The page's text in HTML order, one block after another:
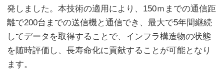
発しました。本技術の適用により、150ｍまでの通信距
離で200台までの送信機と通信でき、最大で5年間継続
してデータを取得することで、インフラ構造物の状態
を随時評価し、長寿命化に貢献することが可能となり
ます。